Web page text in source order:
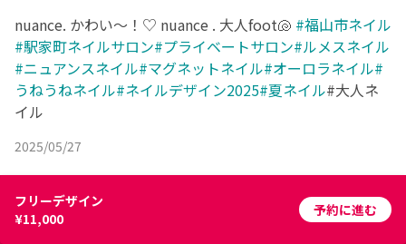
nuance. かわい〜！♡ nuance . 大人foot🐚 #福山市ネイル
#駅家町ネイルサロン#プライベートサロン#ルメスネイル
#ニュアンスネイル#マグネットネイル#オーロラネイル#
うねうねネイル#ネイルデザイン2025#夏ネイル#大人ネ
イル
2025/05/27
フリーデザイン
¥11,000
予約に進む